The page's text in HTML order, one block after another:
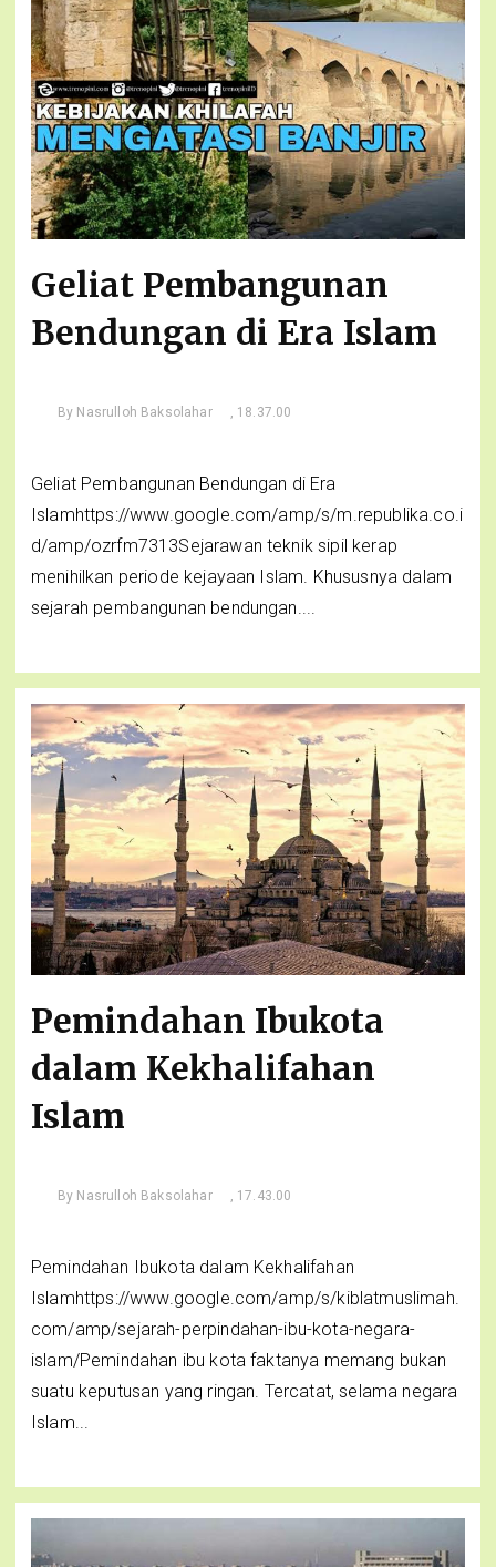
Geliat Pembangunan
Bendungan di Era Islam
By Nasrulloh Baksolahar , 18.37.00
Geliat Pembangunan Bendungan di Era
Islamhttps://www.google.com/amp/s/m.republika.co.i
d/amp/ozrfm7313Sejarawan teknik sipil kerap
menihilkan periode kejayaan Islam. Khususnya dalam
sejarah pembangunan bendungan....
Pemindahan Ibukota
dalam Kekhalifahan
Islam
By Nasrulloh Baksolahar , 17.43.00
Pemindahan Ibukota dalam Kekhalifahan
Islamhttps://www.google.com/amp/s/kiblatmuslimah.
com/amp/sejarah-perpindahan-ibu-kota-negara-
islam/Pemindahan ibu kota faktanya memang bukan
suatu keputusan yang ringan. Tercatat, selama negara
Islam...